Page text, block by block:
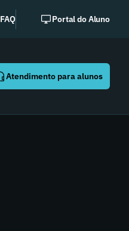
EBRADI | NEWS: o
Youtube agora!
FAQ Portal do Aluno
Atendimento para alunos